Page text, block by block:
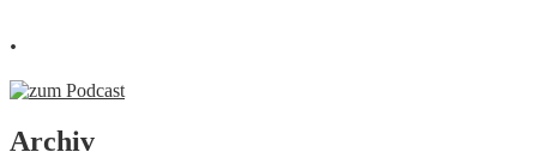
.
Archiv